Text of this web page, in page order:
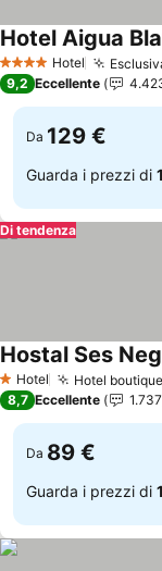
4 Stelle Hotel
Hotel Aigua
9,2 Eccellente
Da 129 €
Guarda i prezzi di
Di tendenza
1 Stelle
Hotel Hotel
Hostal Ses
8,7 Eccellente 1.737
Da 89 €
Guarda i prezzi di